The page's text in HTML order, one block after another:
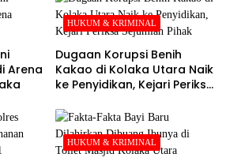
Arena
HUKUM & KRIMINAL
Dugaan Korupsi Benih
Kakao di Kolaka Utara Naik
ke Penyidikan, Kejari Periksa
HUKUM & KRIMINAL